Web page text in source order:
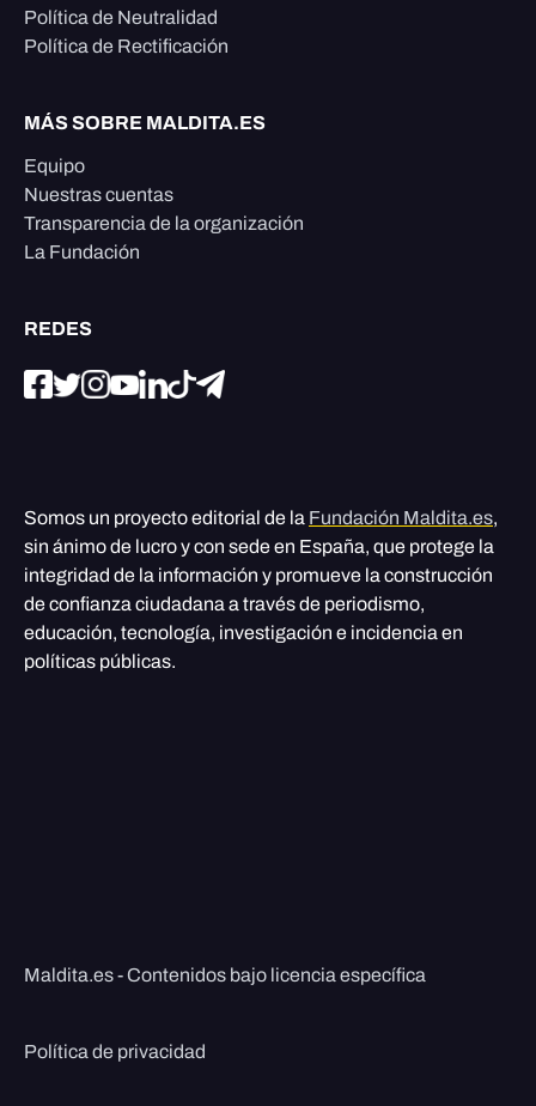
Política de Neutralidad
Política de Rectificación
MÁS SOBRE MALDITA.ES
Equipo
Nuestras cuentas
Transparencia de la organización
La Fundación
REDES
Somos un proyecto editorial de la Fundación Maldita.es,
sin ánimo de lucro y con sede en España, que protege la
integridad de la información y promueve la construcción
de confianza ciudadana a través de periodismo,
educación, tecnología, investigación e incidencia en
políticas públicas.
Maldita.es - Contenidos bajo licencia específica
Política de privacidad